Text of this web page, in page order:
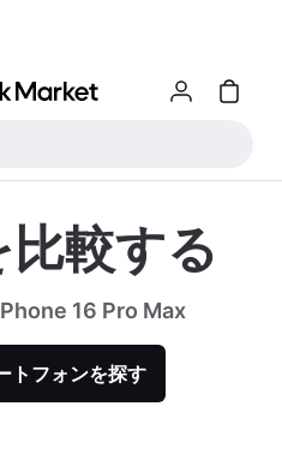
較する
16 Pro Max
トフォンを探す